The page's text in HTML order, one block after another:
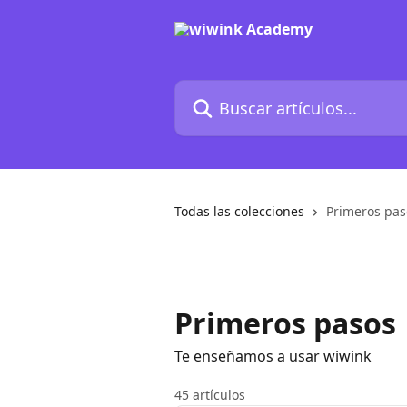
Buscar artículos...
Todas las colecciones Primeros
Primeros pasos
Te enseñamos a usar wiwink
45 artículos